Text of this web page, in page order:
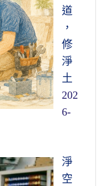
道
，
修
淨
土
202
6-
淨
空